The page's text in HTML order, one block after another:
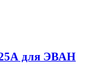
для ЭВАН